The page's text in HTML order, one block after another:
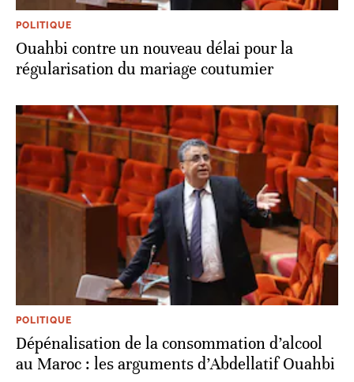
POLITIQUE
Ouahbi contre un nouveau délai pour la
régularisation du mariage coutumier
POLITIQUE
Dépénalisation de la consommation d’alcool
au Maroc : les arguments d’Abdellatif Ouahbi